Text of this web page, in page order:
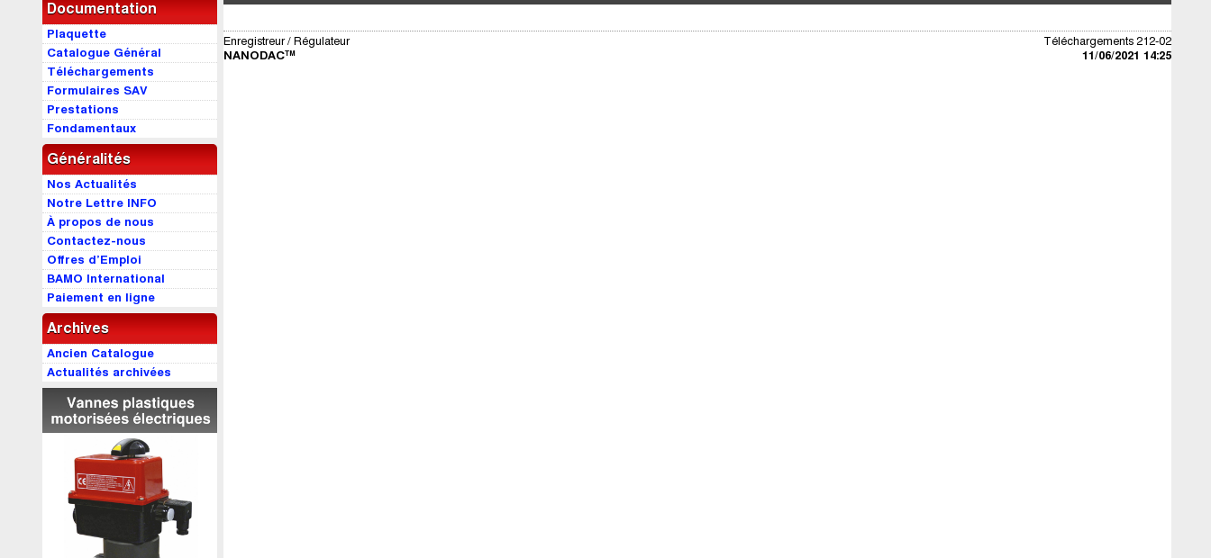
Documentation
Plaquette
Catalogue Général
Téléchargements
Formulaires SAV
Prestations
Fondamentaux
Généralités
Nos Actualités
Notre Lettre INFO
À propos de nous
Contactez-nous
Offres d’Emploi
BAMO International
Paiement en ligne
Archives
Ancien Catalogue
Actualités archivées
Téléchargements 212-02
11/06/2021 14:25
Enregistreur / Régulateur
NANODAC™